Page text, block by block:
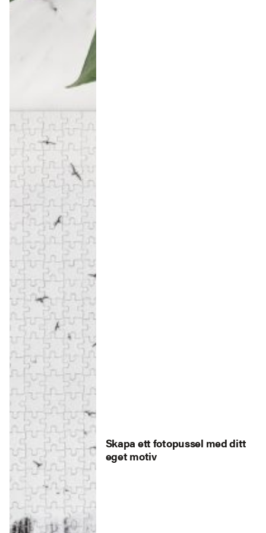
Skapa ett fotopussel med ditt
eget motiv